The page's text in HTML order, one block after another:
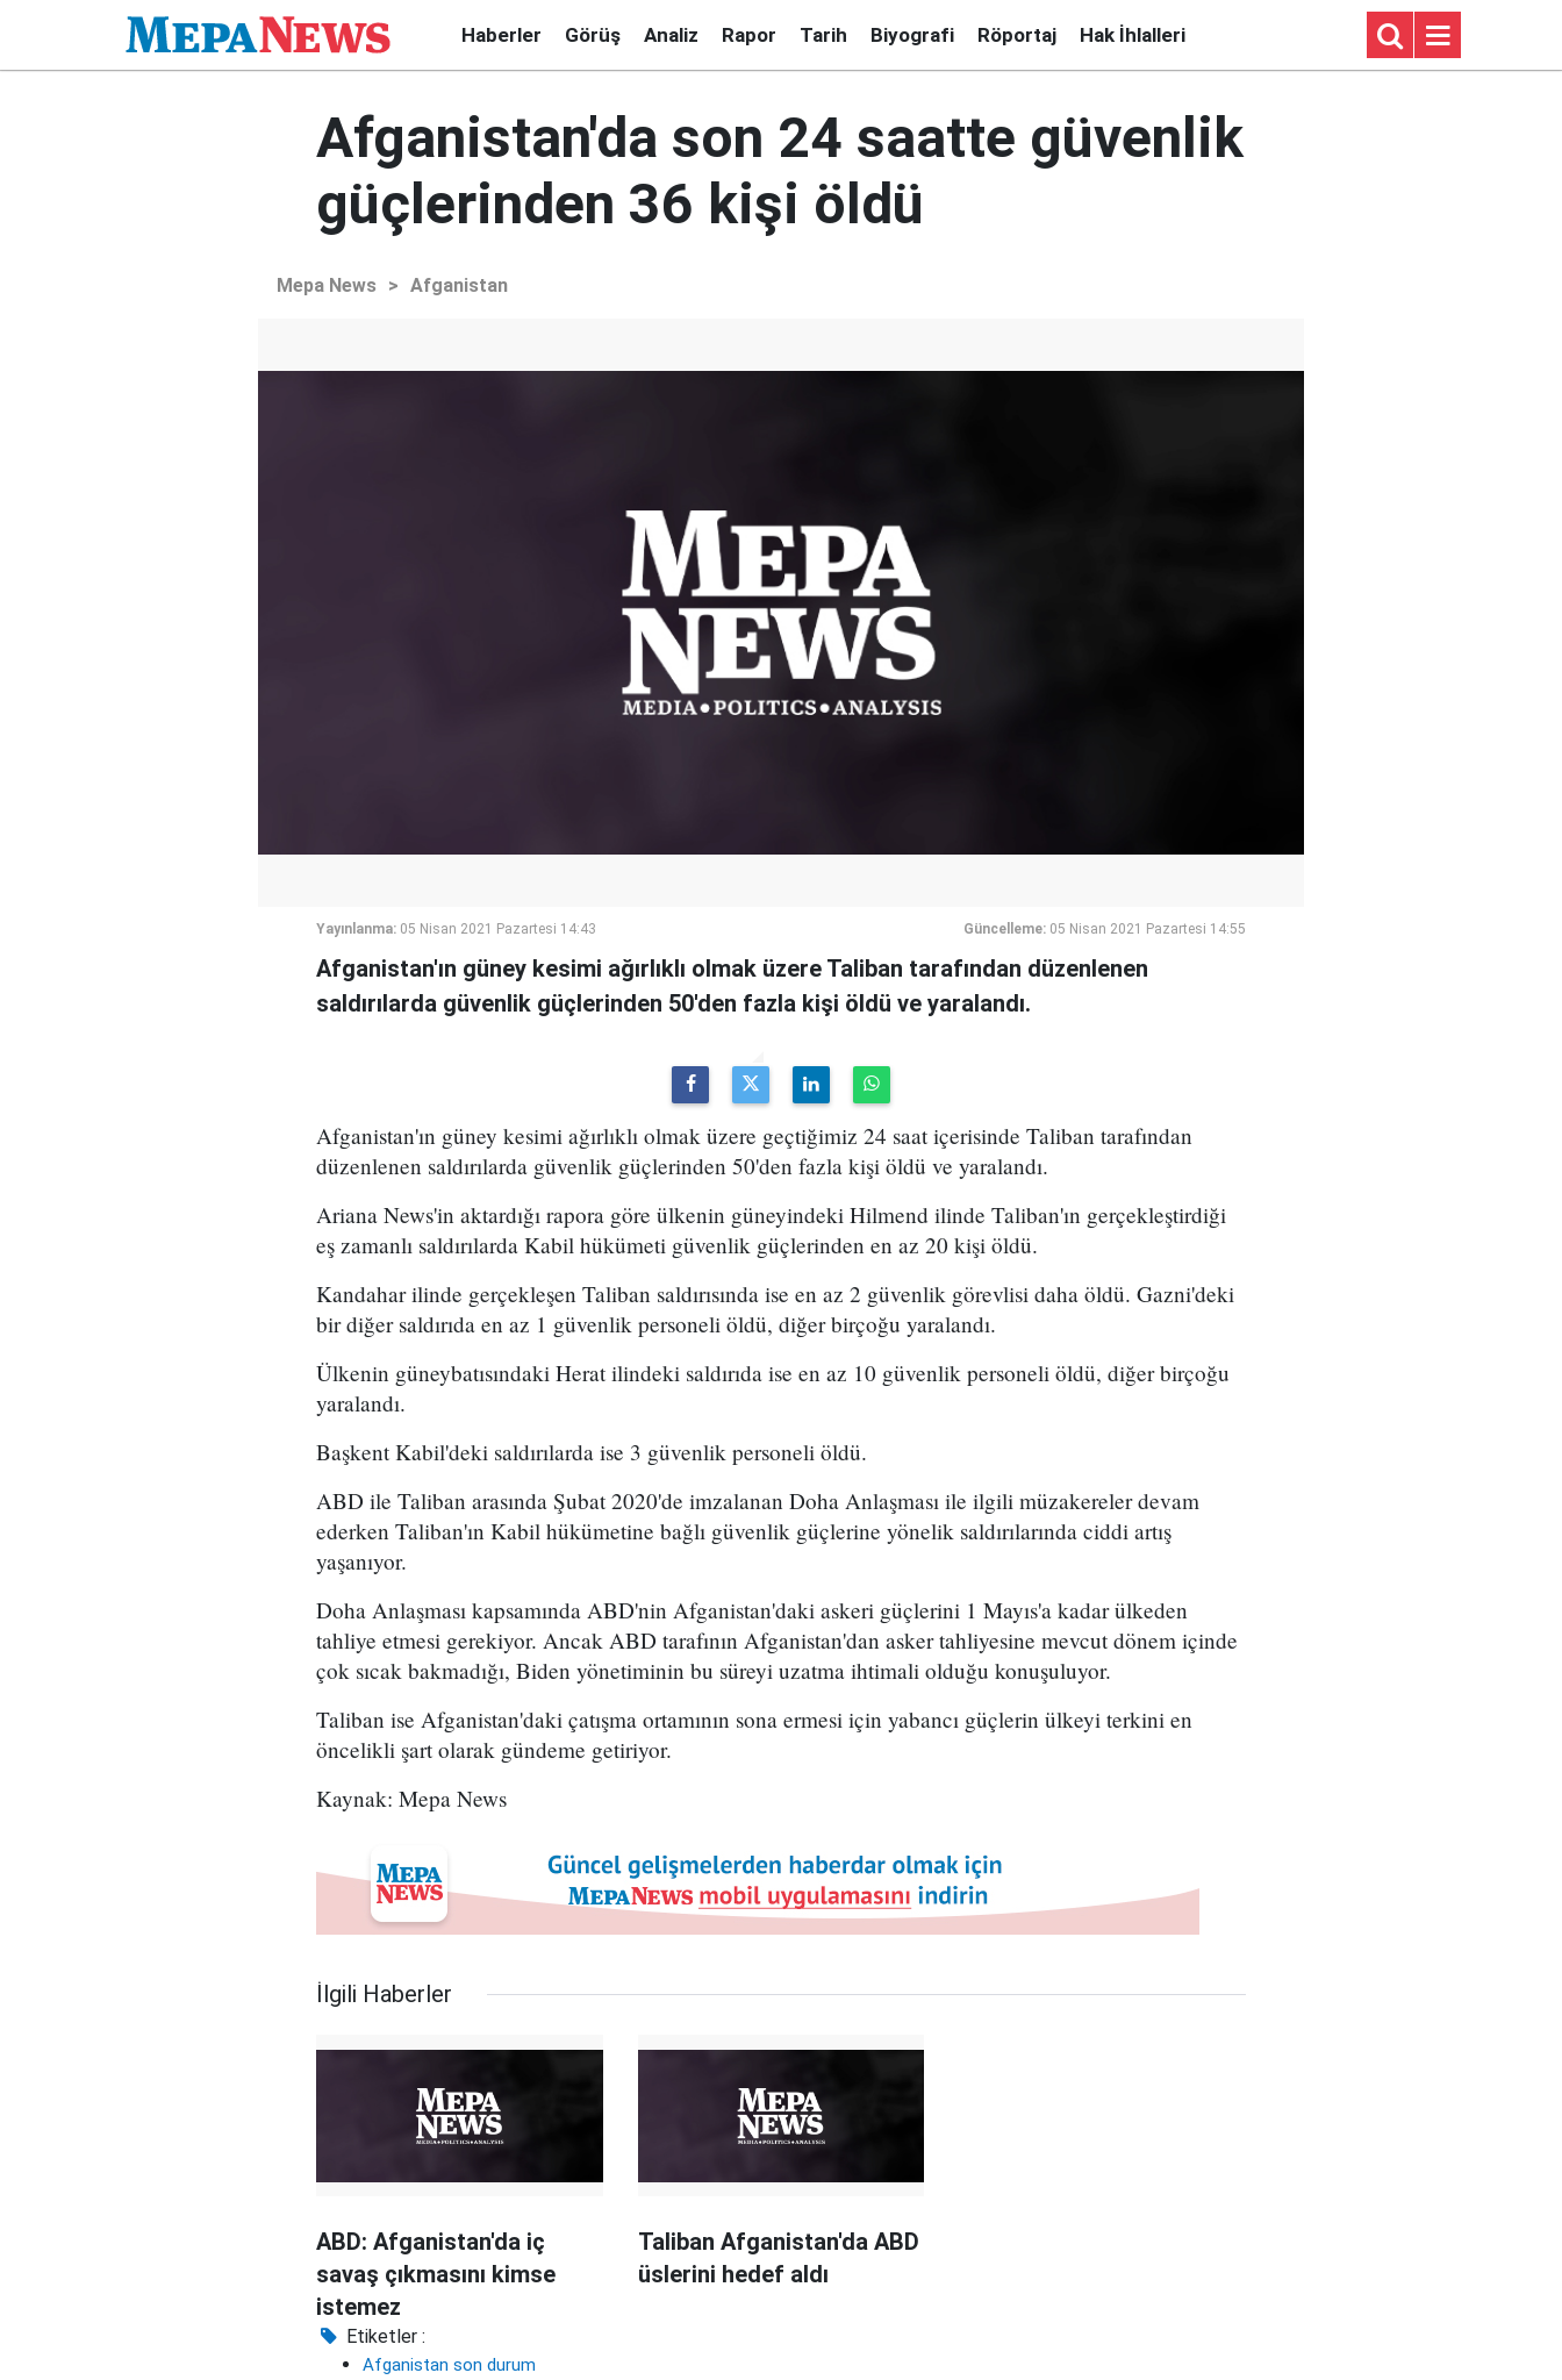
Haberler Görüş Analiz Rapor Tarih Biyografi Röportaj Hak İhlalleri
Afganistan'da son 24 saatte güvenlik
güçlerinden 36 kişi öldü
Mepa News > Afganistan
Yayınlanma: 05 Nisan 2021 Pazartesi 14:43 Güncelleme: 05 Nisan 2021 Pazartesi 14:55
Afganistan'ın güney kesimi ağırlıklı olmak üzere Taliban tarafından düzenlenen
saldırılarda güvenlik güçlerinden 50'den fazla kişi öldü ve yaralandı.
Afganistan'ın güney kesimi ağırlıklı olmak üzere geçtiğimiz 24 saat içerisinde Taliban tarafından
düzenlenen saldırılarda güvenlik güçlerinden 50'den fazla kişi öldü ve yaralandı.
Ariana News'in aktardığı rapora göre ülkenin güneyindeki Hilmend ilinde Taliban'ın gerçekleştirdiği
eş zamanlı saldırılarda Kabil hükümeti güvenlik güçlerinden en az 20 kişi öldü.
Kandahar ilinde gerçekleşen Taliban saldırısında ise en az 2 güvenlik görevlisi daha öldü. Gazni'deki
bir diğer saldırıda en az 1 güvenlik personeli öldü, diğer birçoğu yaralandı.
Ülkenin güneybatısındaki Herat ilindeki saldırıda ise en az 10 güvenlik personeli öldü, diğer birçoğu
yaralandı.
Başkent Kabil'deki saldırılarda ise 3 güvenlik personeli öldü.
ABD ile Taliban arasında Şubat 2020'de imzalanan Doha Anlaşması ile ilgili müzakereler devam
ederken Taliban'ın Kabil hükümetine bağlı güvenlik güçlerine yönelik saldırılarında ciddi artış
yaşanıyor.
Doha Anlaşması kapsamında ABD'nin Afganistan'daki askeri güçlerini 1 Mayıs'a kadar ülkeden
tahliye etmesi gerekiyor. Ancak ABD tarafının Afganistan'dan asker tahliyesine mevcut dönem içinde
çok sıcak bakmadığı, Biden yönetiminin bu süreyi uzatma ihtimali olduğu konuşuluyor.
Taliban ise Afganistan'daki çatışma ortamının sona ermesi için yabancı güçlerin ülkeyi terkini en
öncelikli şart olarak gündeme getiriyor.
Kaynak: Mepa News
İlgili Haberler
ABD: Afganistan'da iç
savaş çıkmasını kimse
istemez
Taliban Afganistan'da ABD
üslerini hedef aldı
Etiketler :
Afganistan son durum